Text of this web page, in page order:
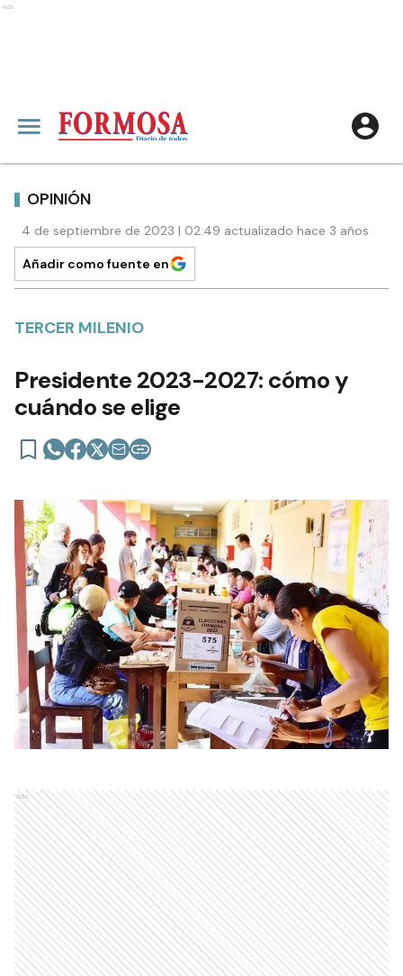
Ads
OPINIÓN
4 de septiembre de 2023 | 02:49 actualizado hace 3 años
Añadir como fuente en
TERCER MILENIO
Presidente 2023-2027: cómo y
cuándo se elige
Ads